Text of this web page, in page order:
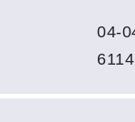
04-
6114